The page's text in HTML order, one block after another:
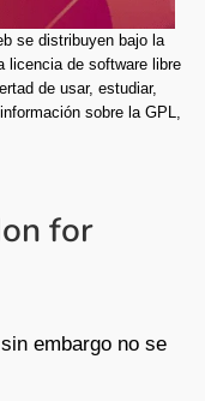
se distribuyen bajo la
licencia de software libre
de usar, estudiar,
sobre la GPL,
for
embargo no se